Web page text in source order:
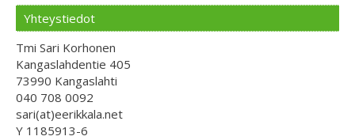
Yhteystiedot
Tmi Sari Korhonen
Kangaslahdentie 405
73990 Kangaslahti
040 708 0092
sari(at)eerikkala.net
Y 1185913-6